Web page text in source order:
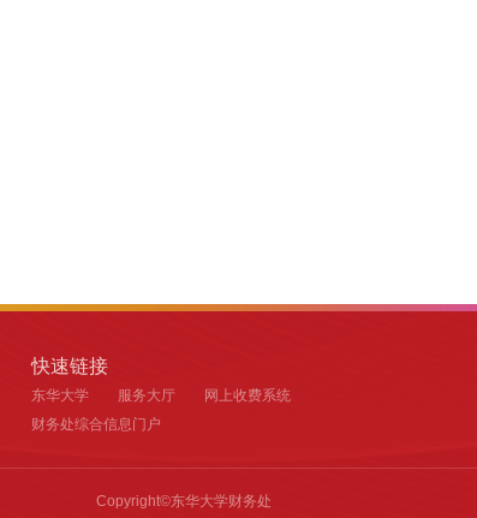
快速链接
东华大学 服务大厅
网上收费系统
财务处综合信息门户
Copyright©东华大学财务处